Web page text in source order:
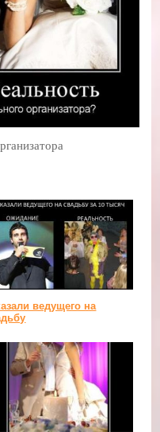
ведущего на